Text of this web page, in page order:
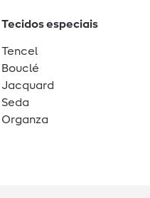
Tecidos especiais
Tencel
Bouclé
Jacquard
Seda
Organza